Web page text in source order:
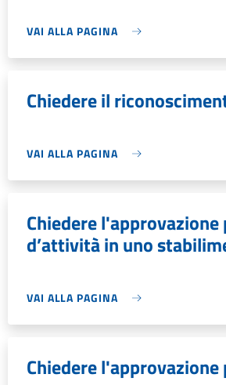
VAI ALLA PAGINA
Chiedere il
VAI ALLA PAGINA
Chiedere
d’attività in uno
VAI ALLA PAGINA
Chiedere